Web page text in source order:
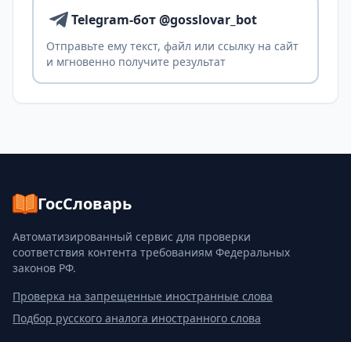
Telegram-бот @gosslovar_bot
Отправьте ему текст, файл или ссылку на сайт
и мгновенно получите результат
ГосСловарь
Автоматизированный сервис для проверки
соответствия контента требованиям Федеральных
законов РФ.
Проверка на запрещенные иностранные слова
Подбор русского аналога иностранного слова